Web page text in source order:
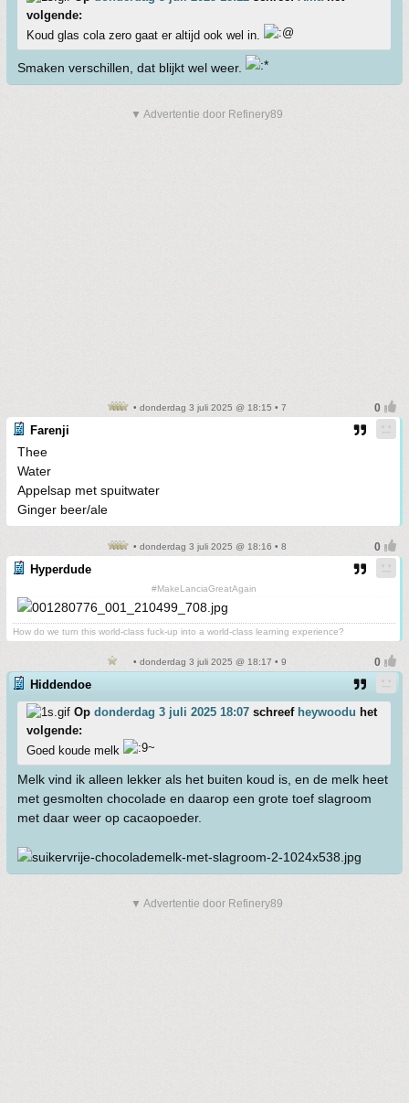
volgende:
Koud glas cola zero gaat er altijd ook wel in.
Smaken verschillen, dat blijkt wel weer.
▼ Advertentie door Refinery89
• donderdag 3 juli 2025 @ 18:15 • 7
Farenji
Thee
Water
Appelsap met spuitwater
Ginger beer/ale
• donderdag 3 juli 2025 @ 18:16 • 8
Hyperdude
#MakeLanciaGreatAgain
How do we turn this world-class fuck-up into a world-class learning experience?
• donderdag 3 juli 2025 @ 18:17 • 9
Hiddendoe
Op donderdag 3 juli 2025 18:07 schreef heywoodu het
volgende:
Goed koude melk
Melk vind ik alleen lekker als het buiten koud is, en de melk heet
met gesmolten chocolade en daarop een grote toef slagroom
met daar weer op cacaopoeder.
▼ Advertentie door Refinery89